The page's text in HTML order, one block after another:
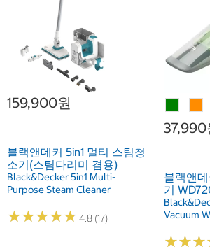
159,900원
블랙앤데커 5in1 멀티 스팀청
소기(스팀다리미 겸용)
Black&Decker 5in1 Multi-
Purpose Steam Cleaner
★★★★★
★★★★★ 4.8 (17)
37,990
블랙앤
기
Vacuum
★★★
★★★